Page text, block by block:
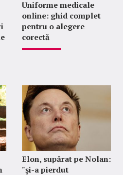
Uniforme medicale
online: ghid complet
pentru o alegere
corectă
Elon, supărat pe Nolan:
"şi-a pierdut